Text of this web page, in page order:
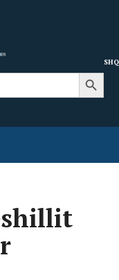
Search Button